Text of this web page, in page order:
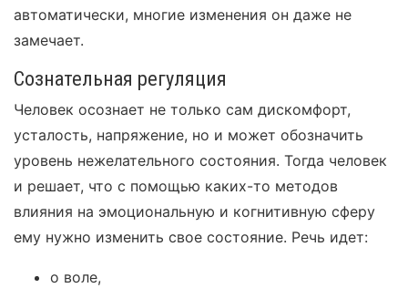
автоматически, многие изменения он даже не
замечает.
Сознательная регуляция
Человек осознает не только сам дискомфорт,
усталость, напряжение, но и может обозначить
уровень нежелательного состояния. Тогда человек
и решает, что с помощью каких-то методов
влияния на эмоциональную и когнитивную сферу
ему нужно изменить свое состояние. Речь идет:
о воле,